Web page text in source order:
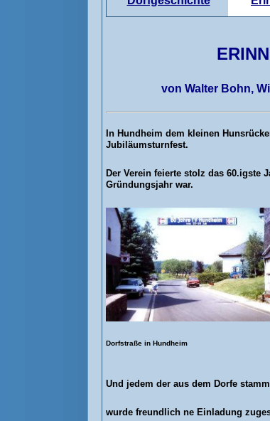
von Walter Bohn,
In Hundheim dem kleinen
Jubiläumsturnfest.
Der Verein feierte stolz das 60.igste
Gründungsjahr war.
Dorfstraße in Hundheim
Und jedem der aus dem Dorfe
wurde freundlich ne Einladung